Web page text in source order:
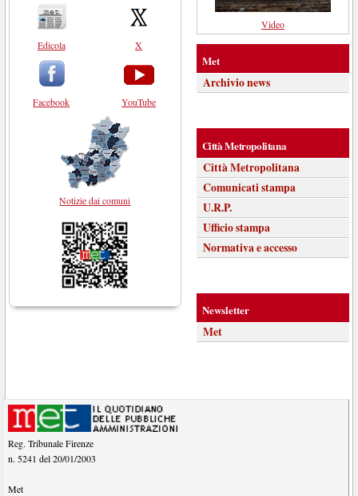
Edicola
Facebook
X
YouTube
Notizie dai comuni
Video
Met
Archivio news
Città Metropolitana
Città Metropolitana
Comunicati stampa
U.R.P.
Ufficio stampa
Normativa e accesso
Newsletter
Met
Reg. Tribunale Firenze
n. 5241 del 20/01/2003
Met